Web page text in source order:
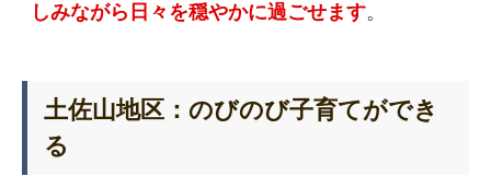
しみながら日々を穏やかに過ごせます。
土佐山地区：のびのび子育てができ
る